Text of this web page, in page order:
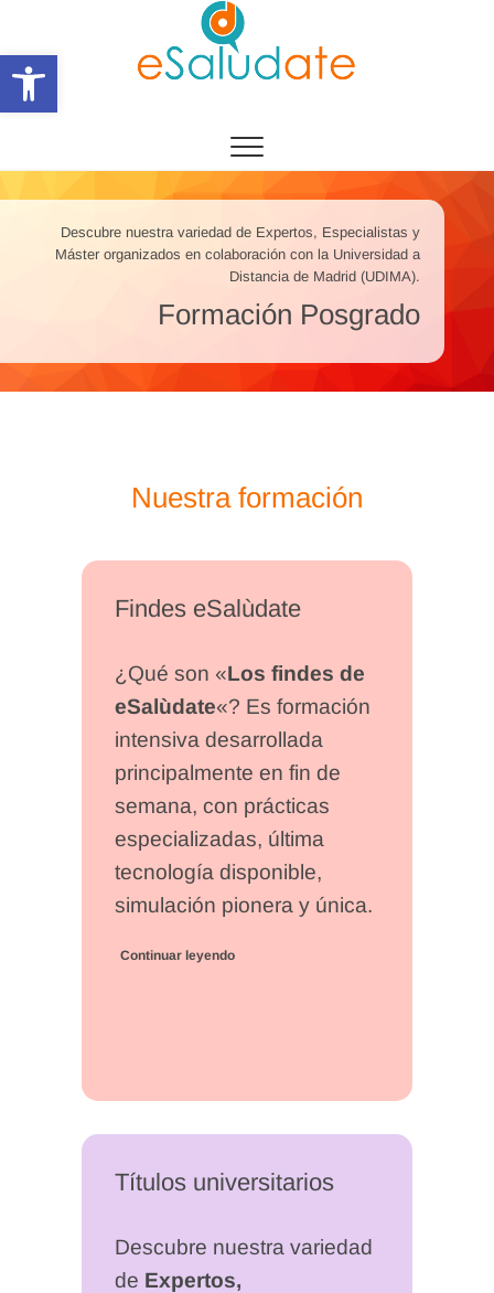
Abrir barra de herramientas
contenido
Descubre nuestra variedad de Expertos, Especialistas y
Máster organizados en colaboración con la Universidad a
Distancia de Madrid (UDIMA).
Formación Posgrado
Nuestra formación
Findes eSalùdate
¿Qué son «Los findes de
eSalùdate«? Es formación
intensiva desarrollada
principalmente en fin de
semana, con prácticas
especializadas, última
tecnología disponible,
simulación pionera y única.
Continuar leyendo
Títulos universitarios
Descubre nuestra variedad
de Expertos,